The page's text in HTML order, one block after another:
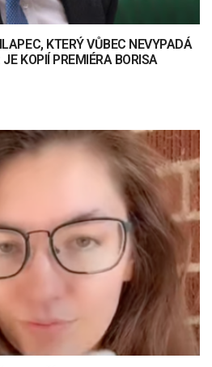
KTERÝ VŮBEC NEVYPADÁ
KOPIÍ PREMIÉRA BORISA